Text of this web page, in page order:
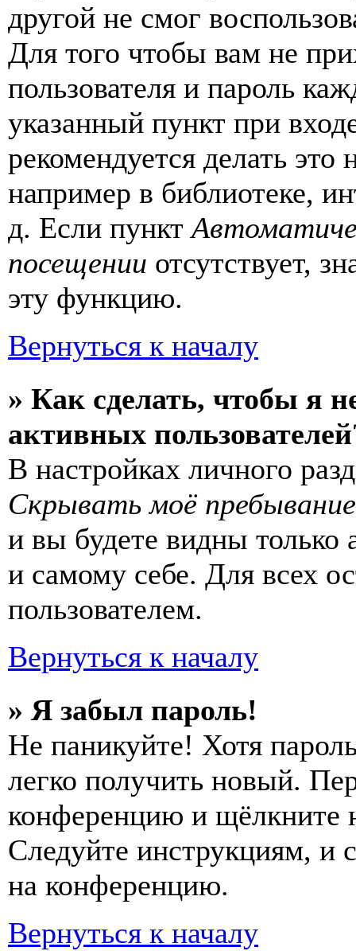
другой не смог
Для того чтобы вам не
пользователя и пароль
указанный пункт при
рекомендуется делать
например в библиотеке,
д. Если пункт
посещении отсутствует,
эту функцию.
Вернуться к началу
» Как сделать, чтобы я
активных
В настройках личного
Скрывать моё
и вы будете видны только
и самому себе. Для всех
пользователем.
Вернуться к началу
» Я забыл пароль!
Не паникуйте! Хотя
легко получить новый.
конференцию и щёлкните
Следуйте инструкциям, и
на конференцию.
Вернуться к началу